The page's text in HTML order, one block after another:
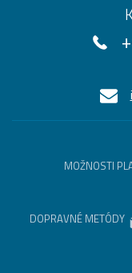
MOŽNOSTI
DOPRAVNÉ METÓDY